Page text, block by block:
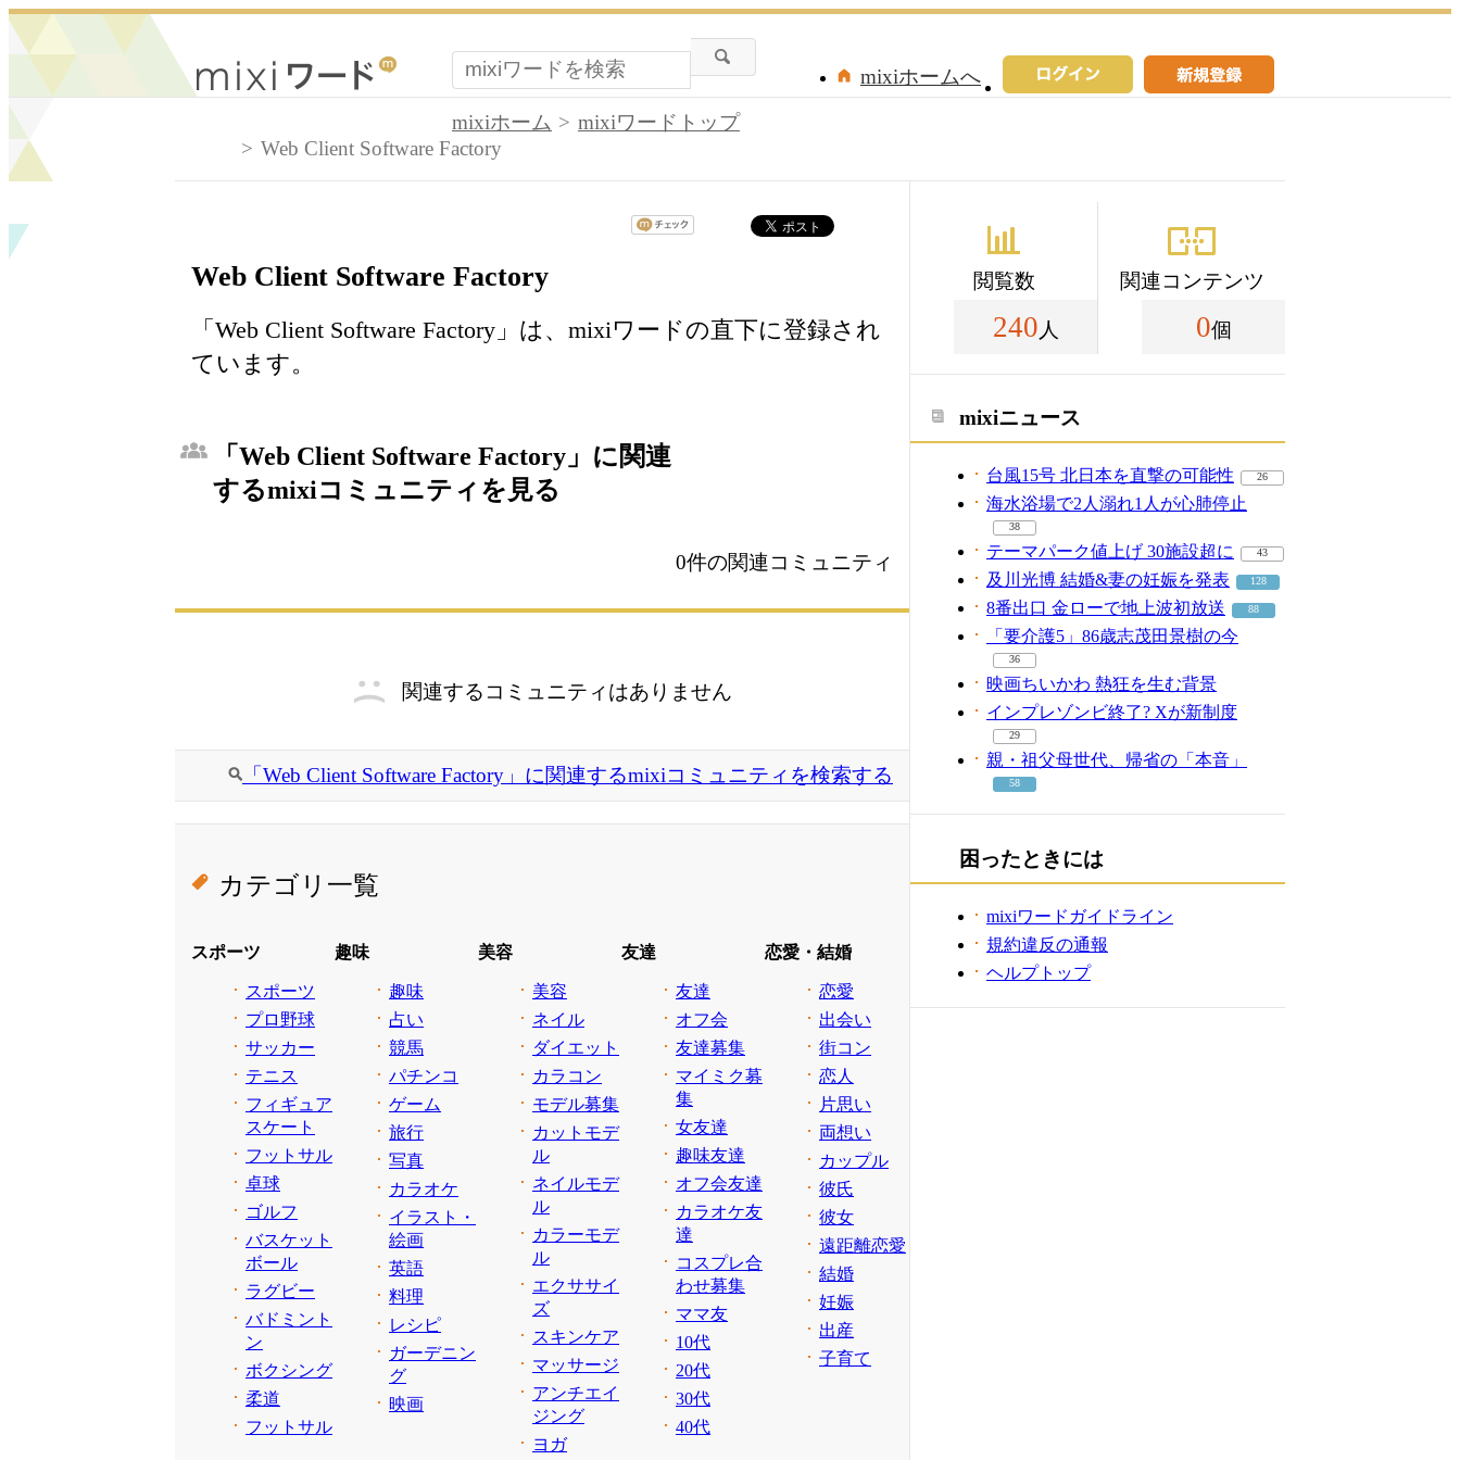
mixiホームへ
mixiホーム
mixiワードトップ
Web Client Software Factory
Web Client Software Factory
「Web Client Software Factory」は、mixiワードの直下に登録され
ています。
「Web Client Software Factory」に関連
するmixiコミュニティを見る
0件の関連コミュニティ
関連するコミュニティはありません
「Web Client Software Factory」に関連するmixiコミュニティを検索する
カテゴリ一覧
スポーツ
スポーツ
プロ野球
サッカー
テニス
フィギュア
スケート
フットサル
卓球
ゴルフ
バスケット
ボール
ラグビー
バドミント
ン
ボクシング
柔道
フットサル
趣味
趣味
占い
競馬
パチンコ
ゲーム
旅行
写真
カラオケ
イラスト・
絵画
英語
料理
レシピ
ガーデニン
グ
映画
美容
美容
ネイル
ダイエット
カラコン
モデル募集
カットモデ
ル
ネイルモデ
ル
カラーモデ
ル
エクササイ
ズ
スキンケア
マッサージ
アンチエイ
ジング
ヨガ
友達
友達
オフ会
友達募集
マイミク募
集
女友達
趣味友達
オフ会友達
カラオケ友
達
コスプレ合
わせ募集
ママ友
10代
20代
30代
40代
恋愛・結婚
恋愛
出会い
街コン
恋人
片思い
両想い
カップル
彼氏
彼女
遠距離恋愛
結婚
妊娠
出産
子育て
閲覧数
240 人
関連コンテンツ
0個
mixiニュース
台風15号 北日本を直撃の可能性 26
海水浴場で2人溺れ1人が心肺停止
38
テーマパーク値上げ 30施設超に 43
及川光博 結婚&妻の妊娠を発表 128
8番出口 金ローで地上波初放送 88
「要介護5」86歳志茂田景樹の今
36
映画ちいかわ 熱狂を生む背景
インプレゾンビ終了? Xが新制度
29
親・祖父母世代、帰省の「本音」
58
困ったときには
mixiワードガイドライン
規約違反の通報
ヘルプトップ